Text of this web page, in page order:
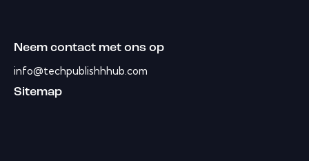
Neem contact met ons op
info@techpublishhhub.com
Sitemap